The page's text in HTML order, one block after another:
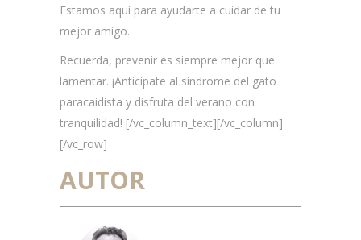
Estamos aquí para ayudarte a cuidar de tu
mejor amigo.
Recuerda, prevenir es siempre mejor que
lamentar. ¡Anticípate al síndrome del gato
paracaidista y disfruta del verano con
tranquilidad! [/vc_column_text][/vc_column]
[/vc_row]
AUTOR